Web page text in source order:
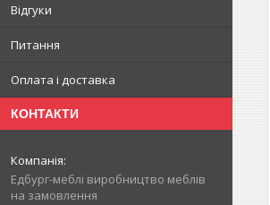
Відгуки
Питання
Оплата і доставка
КОНТАКТИ
Едбург-меблі виробництво меблів
на замовлення